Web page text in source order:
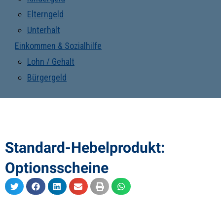
Elterngeld
Unterhalt
Einkommen & Sozialhilfe
Lohn / Gehalt
Bürgergeld
Standard-Hebelprodukt:
Optionsscheine